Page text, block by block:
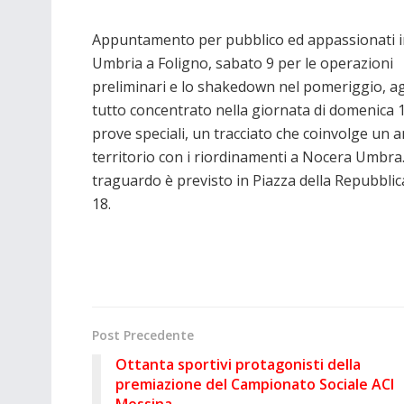
Appuntamento per pubblico ed appassionati
Umbria a Foligno, sabato 9 per le operazioni
preliminari e lo shakedown nel pomeriggio,
tutto concentrato nella giornata di domenica
prove speciali, un tracciato che coinvolge un
territorio con i riordinamenti a Nocera
traguardo è previsto in Piazza della
18.
Post Precedente
Ottanta sportivi protagonisti della
premiazione del Campionato Sociale ACI